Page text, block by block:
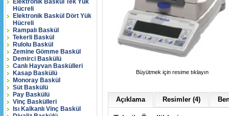
Elektronik Baskül Tek Yük
Hücreli
Elektronik Baskül Dört Yük
Hücreli
Rampalı Baskül
Tekerli Baskül
Rulolu Baskül
Zemine Gömme Baskül
Demirci Baskülü
Canlı Hayvan Baskülleri
Kasap Baskülü
Monoray Baskül
Süt Baskülü
Pay Baskülü
Vinç Baskülleri
Isı Kalkanlı Vinç Baskül
Büyütmek için resime tıklayın
Açıklama Resimler (4)